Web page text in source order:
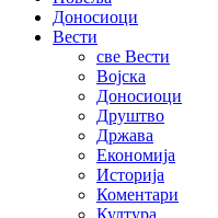
Доносиоци
Вести
све Вести
Војска
Доносиоци
Друштво
Држава
Економија
Историја
Коментари
Култура